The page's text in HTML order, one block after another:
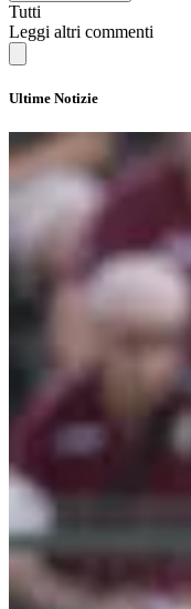
Tutti
Leggi altri commenti
Ultime Notizie